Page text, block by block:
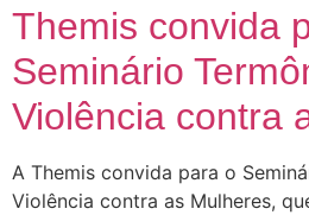
Themis convida
Seminário
Violência contra
A Themis convida para o
Violência contra as Mulheres,